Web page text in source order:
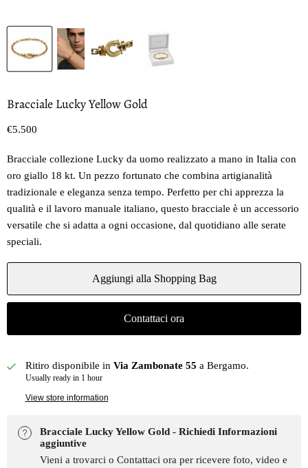
Bracciale Lucky Yellow Gold
Prezzo oggi
€5.500
Bracciale collezione Lucky da uomo realizzato a mano in Italia con
oro giallo 18 kt. Un pezzo fortunato che combina artigianalità
tradizionale e eleganza senza tempo. Perfetto per chi apprezza la
qualità e il lavoro manuale italiano, questo bracciale è un accessorio
versatile che si adatta a ogni occasione, dal quotidiano alle serate
speciali.
Aggiungi alla Shopping Bag
Contattaci ora
Ritiro disponibile in Via Zambonate 55 a Bergamo.
Usually ready in 1 hour
View store information
Bracciale Lucky Yellow Gold - Richiedi Informazioni
aggiuntive
Vieni a trovarci o Contattaci ora per ricevere foto, video e